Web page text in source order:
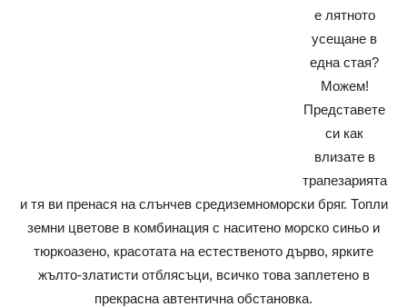
е лятното
усещане в
една стая?
Можем!
Представете
си как
влизате в
трапезарията
и тя ви пренася на слънчев средиземноморски бряг. Топли
земни цветове в комбинация с наситено морско синьо и
тюркоазено, красотата на естественото дърво, ярките
жълто-златисти отблясъци, всичко това заплетено в
прекрасна автентична обстановка.